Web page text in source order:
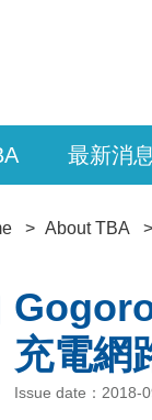
最新消息
About TBA
充電網
Issue date：2018-